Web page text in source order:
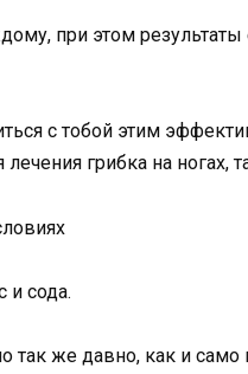
при этом
с тобой этим
грибка на ногах,
и сода.
так же давно, как и